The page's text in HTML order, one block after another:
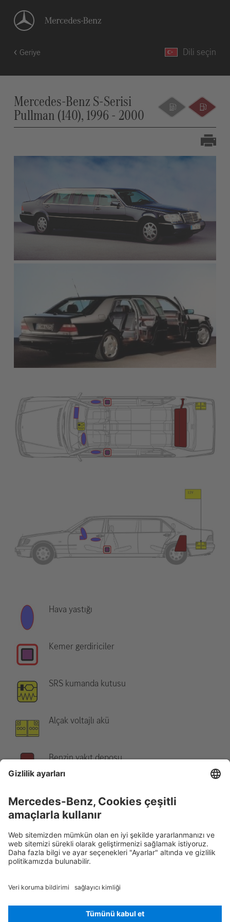
Geriye Dili seçin
Mercedes-Benz S-Serisi
Pullman (140), 1996 - 2000
Hava yastığı
Kemer gerdiriciler
SRS kumanda kutusu
Alçak voltajlı akü
Benzin yakıt deposu
Not:Daha fazla bilgi için lütfenKurtarma Kılavuzu'muza bakınız.
Rescue Card Binek otomobili Sürüm 07/2026 03.1 ID-Nr.: 140.3